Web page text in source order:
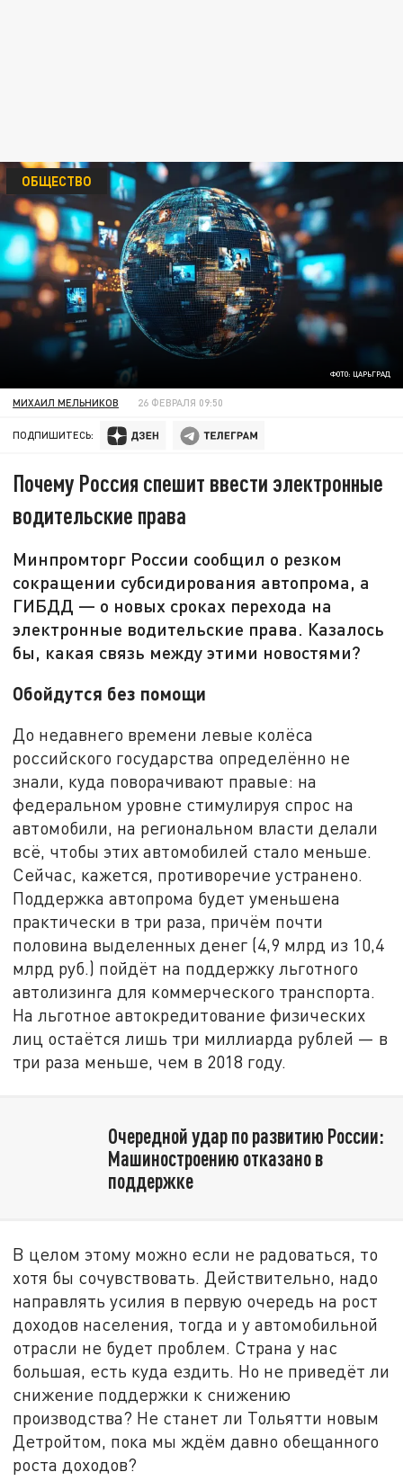
ФОТО: ЦАРЬГРАД
ОБЩЕСТВО
МИХАИЛ МЕЛЬНИКОВ 26 ФЕВРАЛЯ 09:50
ПОДПИШИТЕСЬ:
Почему Россия спешит ввести электронные
водительские права
Минпромторг России сообщил о резком
сокращении субсидирования автопрома, а
ГИБДД — о новых сроках перехода на
электронные водительские права. Казалось
бы, какая связь между этими новостями?
Обойдутся без помощи
До недавнего времени левые колёса
российского государства определённо не
знали, куда поворачивают правые: на
федеральном уровне стимулируя спрос на
автомобили, на региональном власти делали
всё, чтобы этих автомобилей стало меньше.
Сейчас, кажется, противоречие устранено.
Поддержка автопрома будет уменьшена
практически в три раза, причём почти
половина выделенных денег (4,9 млрд из 10,4
млрд руб.) пойдёт на поддержку льготного
автолизинга для коммерческого транспорта.
На льготное автокредитование физических
лиц остаётся лишь три миллиарда рублей — в
три раза меньше, чем в 2018 году.
Очередной удар по развитию России:
Машиностроению отказано в
поддержке
В целом этому можно если не радоваться, то
хотя бы сочувствовать. Действительно, надо
направлять усилия в первую очередь на рост
доходов населения, тогда и у автомобильной
отрасли не будет проблем. Страна у нас
большая, есть куда ездить. Но не приведёт ли
снижение поддержки к снижению
производства? Не станет ли Тольятти новым
Детройтом, пока мы ждём давно обещанного
роста доходов?